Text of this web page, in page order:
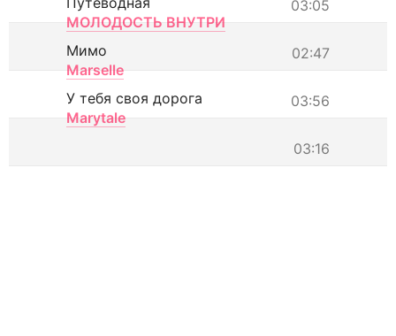
03:05
МОЛОДОСТЬ ВНУТРИ
02:47
Мимо
Marselle
03:56
У тебя своя дорога
Marytale
03:16